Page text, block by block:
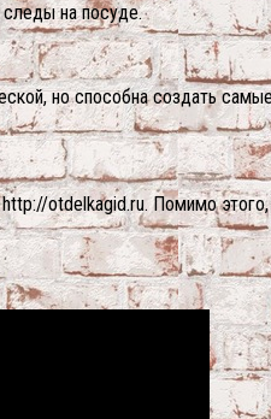
следы на посуде.
но способна создать
otdelkagid.ru. Помимо